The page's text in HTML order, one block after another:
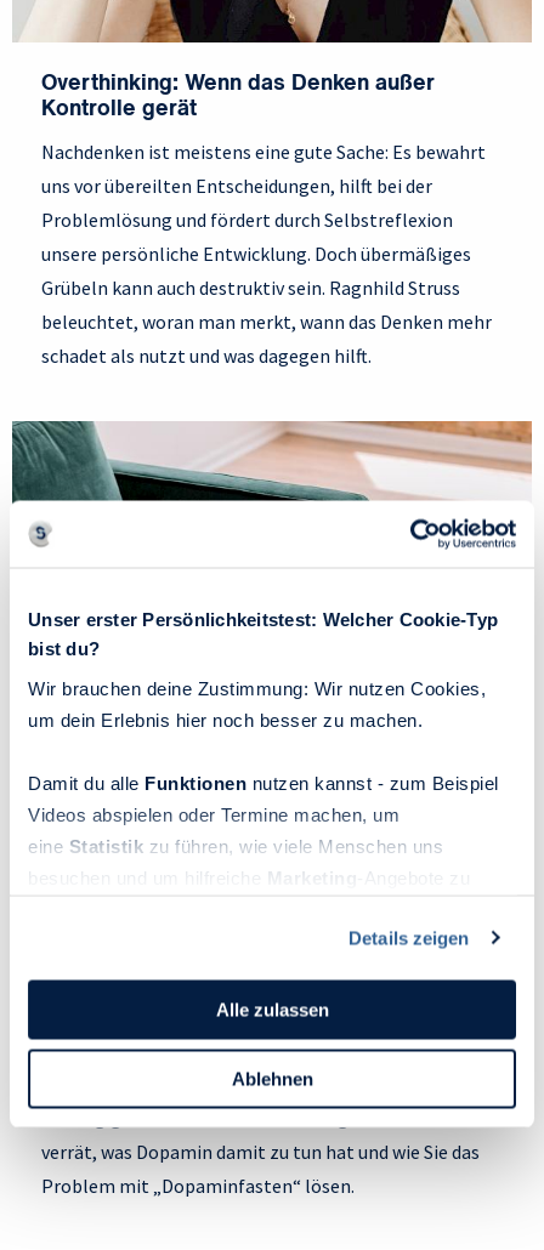
Unser erster Persönlichkeitstest: Welcher Cookie-Typ
bist du?
Wir brauchen deine Zustimmung: Wir nutzen Cookies,
um dein Erlebnis hier noch besser zu machen.
Damit du alle Funktionen nutzen kannst - zum Beispiel
Videos abspielen oder Termine machen, um
eine Statistik zu führen, wie viele Menschen uns
besuchen und um hilfreiche Marketing
-Angebote zu
Du kannst deine Einwilligung jederzeit widerrufen oder
Ecke des Bildschirms klickst. Lies mehr darüber, wie wir
Cookies und andere Technologien zur Erfassung
Details zeigen
Alle zulassen
Ablehnen
Overthinking: Wenn das Denken außer
Kontrolle gerät
Nachdenken ist meistens eine gute Sache: Es bewahrt
uns vor übereilten Entscheidungen, hilft bei der
Problemlösung und fördert durch Selbstreflexion
unsere persönliche Entwicklung. Doch übermäßiges
Grübeln kann auch destruktiv sein. Ragnhild Struss
beleuchtet, woran man merkt, wann das Denken mehr
schadet als nutzt und was dagegen hilft.
Wie wir mit Dopaminfasten suchtartiges
Verhalten in den Griff bekommen
Es fühlt sich gut an, sich mit Dingen zu belohnen, die
uns Freude bereiten. Was aber, wenn wir eine gewisse
Abhängigkeit davon entwickeln? Ragnhild Struss
verrät, was Dopamin damit zu tun hat und wie Sie das
Problem mit „Dopaminfasten“ lösen.